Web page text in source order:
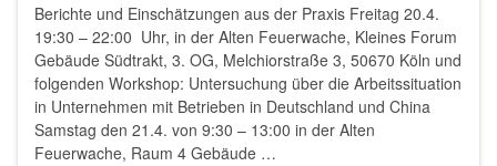
Berichte und Einschätzungen aus der Praxis Freitag 20.4.
19:30 – 22:00 Uhr, in der Alten Feuerwache, Kleines Forum
Gebäude Südtrakt, 3. OG, Melchiorstraße 3, 50670 Köln und
folgenden Workshop: Untersuchung über die Arbeitssituation
in Unternehmen mit Betrieben in Deutschland und China
Samstag den 21.4. von 9:30 – 13:00 in der Alten
Feuerwache, Raum 4 Gebäude …